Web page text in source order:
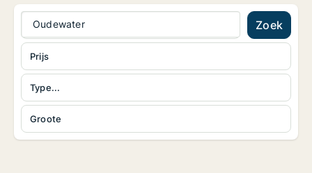
Oudewater Zoek
Type...
Groote
Prijs